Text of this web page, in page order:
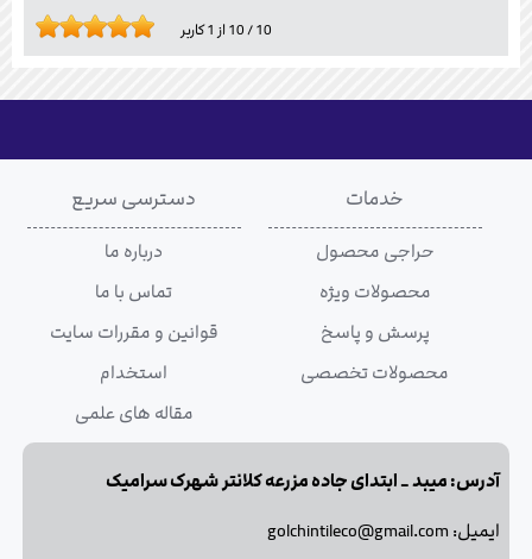
10/10 از 1کاربر
خدمات
حراجی محصول
محصولات ویژه
پرسش و پاسخ
محصولات تخصصی
دسترسی سریع
درباره ما
تماس با ما
قوانین و مقررات سایت
استخدام
مقاله های علمی
آدرس: میبد _ ابتدای جاده مزرعه کلانتر شهرک سرامیک
ایمیل: golchintileco@gmail.com